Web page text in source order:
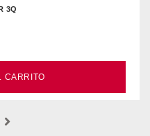
3Q
CARRITO